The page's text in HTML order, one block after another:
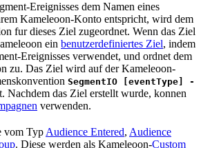
Ereignisses dem Namen eines
Kameleoon-Konto entspricht, wird dem
fur dieses Ziel zugeordnet. Wenn das Ziel
ein benutzerdefiniertes Ziel, indem
Ereignisses verwendet, und ordnet dem
zu. Das Ziel wird auf der Kameleoon-
SegmentIO [eventType] -
Nachdem das Ziel erstellt wurde, konnen
verwenden.
vom Typ Audience Entered, Audience
. Diese werden als Kameleoon-Custom